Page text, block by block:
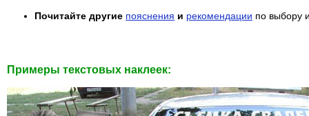
Почитайте другие пояснения и рекомендации по выбору
Примеры текстовых наклеек: